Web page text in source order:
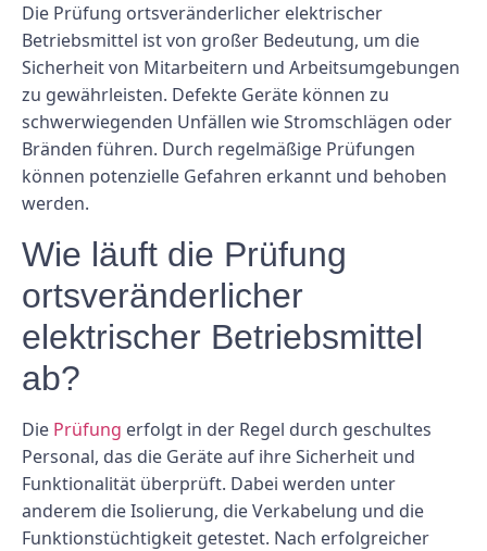
Die Prüfung ortsveränderlicher elektrischer
Betriebsmittel ist von großer Bedeutung, um die
Sicherheit von Mitarbeitern und Arbeitsumgebungen
zu gewährleisten. Defekte Geräte können zu
schwerwiegenden Unfällen wie Stromschlägen oder
Bränden führen. Durch regelmäßige Prüfungen
können potenzielle Gefahren erkannt und behoben
werden.
Wie läuft die Prüfung
ortsveränderlicher
elektrischer Betriebsmittel
ab?
Die Prüfung erfolgt in der Regel durch geschultes
Personal, das die Geräte auf ihre Sicherheit und
Funktionalität überprüft. Dabei werden unter
anderem die Isolierung, die Verkabelung und die
Funktionstüchtigkeit getestet. Nach erfolgreicher